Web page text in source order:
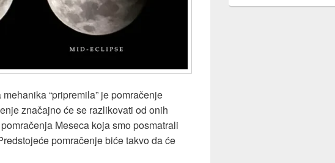
“pripremila” je pomračenje
značajno će se razlikovati od onih
Meseca koja smo posmatrali
pomračenje biće takvo da će
Meseca polusenkom (5. maj 2023)